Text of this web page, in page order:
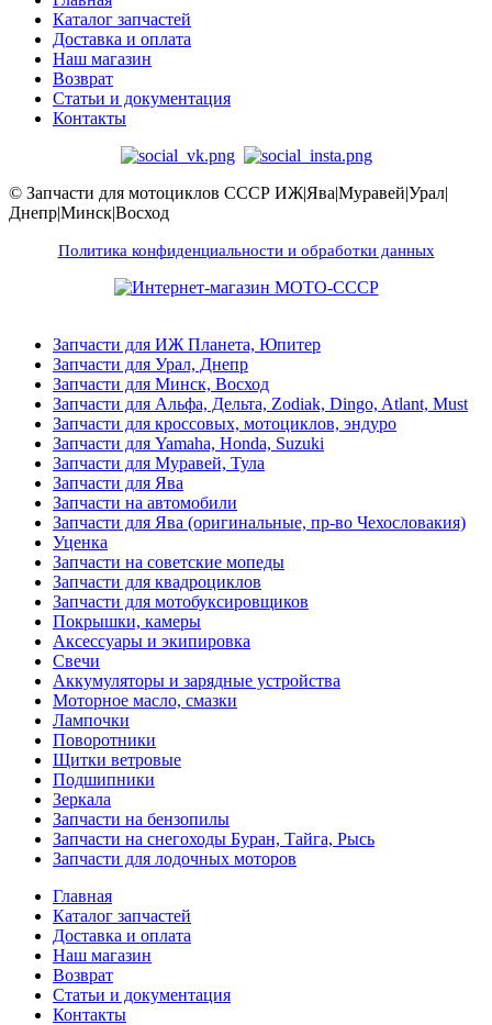
Каталог запчастей
Доставка и оплата
Наш магазин
Возврат
Статьи и документация
Контакты
© Запчасти для мотоциклов СССР ИЖ|Ява|Муравей|Урал|
Днепр|Минск|Восход
Политика конфиденциальности и обработки данных
Запчасти для ИЖ Планета, Юпитер
Запчасти для Урал, Днепр
Запчасти для Минск, Восход
Запчасти для Альфа, Дельта, Zodiak, Dingo, Atlant, Must
Запчасти для кроссовых, мотоциклов, эндуро
Запчасти для Yamaha, Honda, Suzuki
Запчасти для Муравей, Тула
Запчасти для Ява
Запчасти на автомобили
Запчасти для Ява (оригинальные, пр-во Чехословакия)
Уценка
Запчасти на советские мопеды
Запчасти для квадроциклов
Запчасти для мотобуксировщиков
Покрышки, камеры
Аксессуары и экипировка
Свечи
Аккумуляторы и зарядные устройства
Моторное масло, смазки
Лампочки
Поворотники
Щитки ветровые
Подшипники
Зеркала
Запчасти на бензопилы
Запчасти на снегоходы Буран, Тайга, Рысь
Запчасти для лодочных моторов
Главная
Каталог запчастей
Доставка и оплата
Наш магазин
Возврат
Статьи и документация
Контакты